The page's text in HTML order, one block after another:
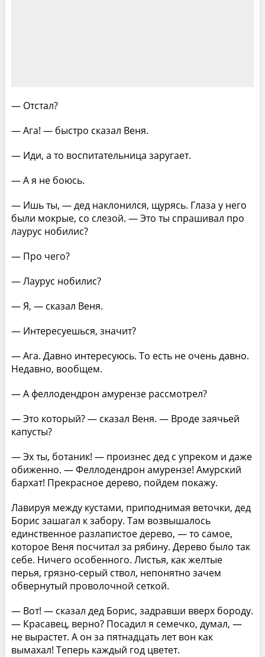
— Отстал?
— Ага! — быстро сказал Веня.
— Иди, а то воспитательница заругает.
— А я не боюсь.
— Ишь ты, — дед наклонился, щурясь. Глаза у него
были мокрые, со слезой. — Это ты спрашивал про
лаурус нобилис?
— Про чего?
— Лаурус нобилис?
— Я, — сказал Веня.
— Интересуешься, значит?
— Ага. Давно интересуюсь. То есть не очень давно.
Недавно, вообщем.
— А феллодендрон амурензе рассмотрел?
— Это который? — сказал Веня. — Вроде заячьей
капусты?
— Эх ты, ботаник! — произнес дед с упреком и даже
обиженно. — Феллодендрон амурензе! Амурский
бархат! Прекрасное дерево, пойдем покажу.
Лавируя между кустами, приподнимая веточки, дед
Борис зашагал к забору. Там возвышалось
единственное разлапистое дерево, — то самое,
которое Веня посчитал за рябину. Дерево было так
себе. Ничего особенного. Листья, как желтые
перья, грязно-серый ствол, непонятно зачем
обвернутый проволочной сеткой.
— Вот! — сказал дед Борис, задравши вверх бороду.
— Красавец, верно? Посадил я семечко, думал, —
не вырастет. А он за пятнадцать лет вон как
вымахал! Теперь каждый год цветет.